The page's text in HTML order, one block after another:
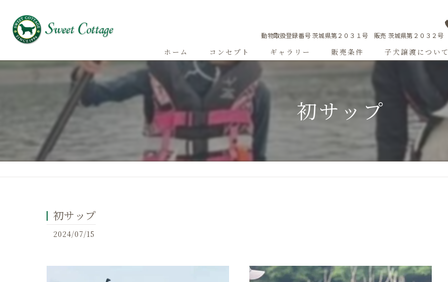
動物取扱登録番号 茨城県第２０３１号 販売 茨城県第２０３２
ホーム コンセプト ギャラリー
成犬紹介
販売条件 子犬譲渡につい
初サップ
初サップ
2024/07/15